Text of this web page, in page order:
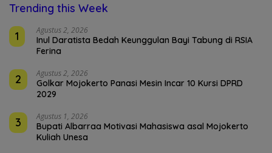
Trending this Week
1
Agustus 2, 2026
Inul Daratista Bedah Keunggulan Bayi Tabung di RSIA
Ferina
2 Agustus 2, 2026
Golkar Mojokerto Panasi Mesin Incar 10 Kursi DPRD
2029
3 Agustus 1, 2026
Bupati Albarraa Motivasi Mahasiswa asal Mojokerto
Kuliah Unesa